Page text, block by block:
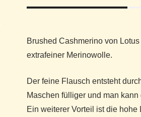
Brushed Cashmerino von
extrafeiner Merinowolle.
Der feine Flausch entsteht
Maschen fülliger und man
Ein weiterer Vorteil ist die